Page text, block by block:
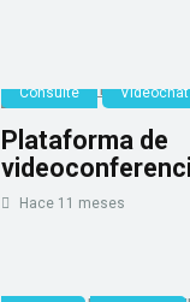
Consulte Videochat
Plataforma de
Hace 11 meses